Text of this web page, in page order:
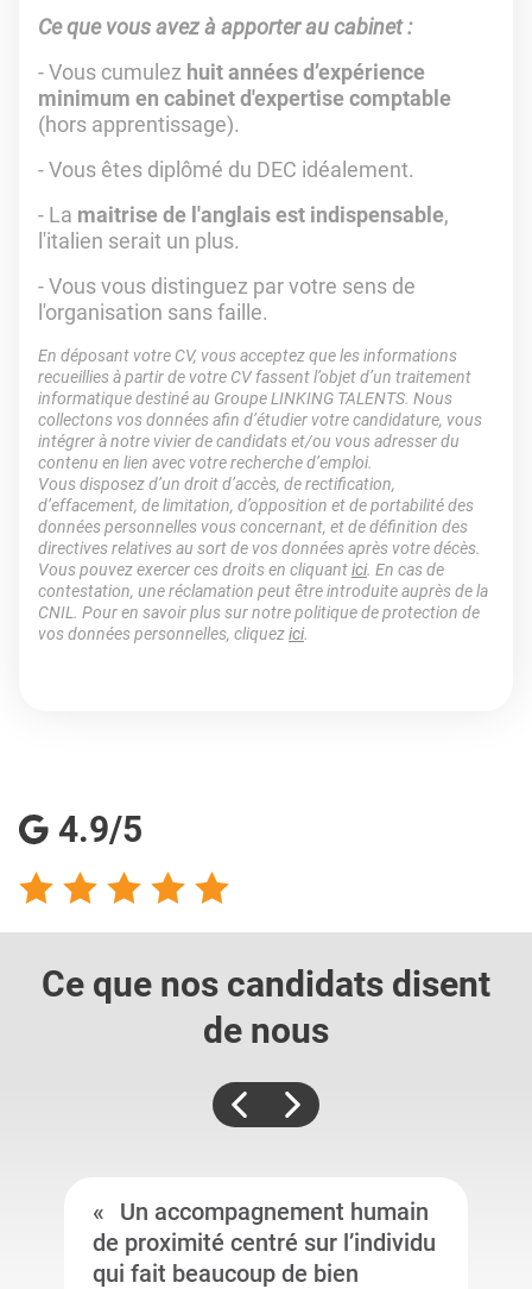
Ce que vous avez à apporter au cabinet :
- Vous cumulez huit années d’expérience
minimum en cabinet d'expertise comptable
(hors apprentissage).
- Vous êtes diplômé du DEC idéalement.
- La maitrise de l'anglais est indispensable,
l'italien serait un plus.
- Vous vous distinguez par votre sens de
l'organisation sans faille.
En déposant votre CV, vous acceptez que les informations
recueillies à partir de votre CV fassent l’objet d’un traitement
informatique destiné au Groupe LINKING TALENTS. Nous
collectons vos données afin d’étudier votre candidature, vous
intégrer à notre vivier de candidats et/ou vous adresser du
contenu en lien avec votre recherche d’emploi.
Vous disposez d’un droit d’accès, de rectification,
d’effacement, de limitation, d’opposition et de portabilité des
données personnelles vous concernant, et de définition des
directives relatives au sort de vos données après votre décès.
Vous pouvez exercer ces droits en cliquantici. En cas de
contestation, une réclamation peut être introduite auprès de la
CNIL. Pour en savoir plus sur notre politique de protection de
vos données personnelles, cliquezici.
4.9/5
Ce que nos candidats disent
de nous
Un accompagnement humain
de proximité centré sur l’individu
qui fait beaucoup de bien